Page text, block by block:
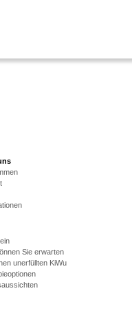
Sie erwarten
unerfüllten KiWu